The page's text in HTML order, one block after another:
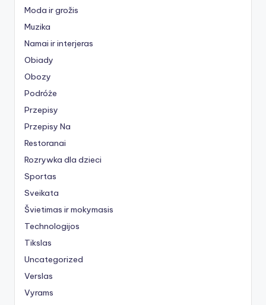
Moda ir grožis
Muzika
Namai ir interjeras
Obiady
Obozy
Podróże
Przepisy
Przepisy Na
Restoranai
Rozrywka dla dzieci
Sportas
Sveikata
Švietimas ir mokymasis
Technologijos
Tikslas
Uncategorized
Verslas
Vyrams